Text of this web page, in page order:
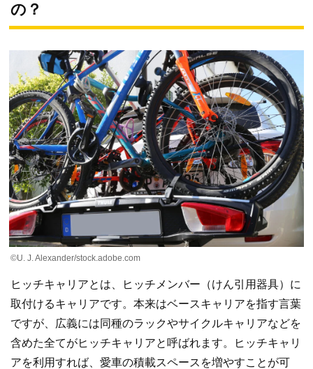
の？
©U. J. Alexander/stock.adobe.com
ヒッチキャリアとは、ヒッチメンバー（けん引用器具）に
取付けるキャリアです。本来はベースキャリアを指す言葉
ですが、広義には同種のラックやサイクルキャリアなどを
含めた全てがヒッチキャリアと呼ばれます。ヒッチキャリ
アを利用すれば、愛車の積載スペースを増やすことが可